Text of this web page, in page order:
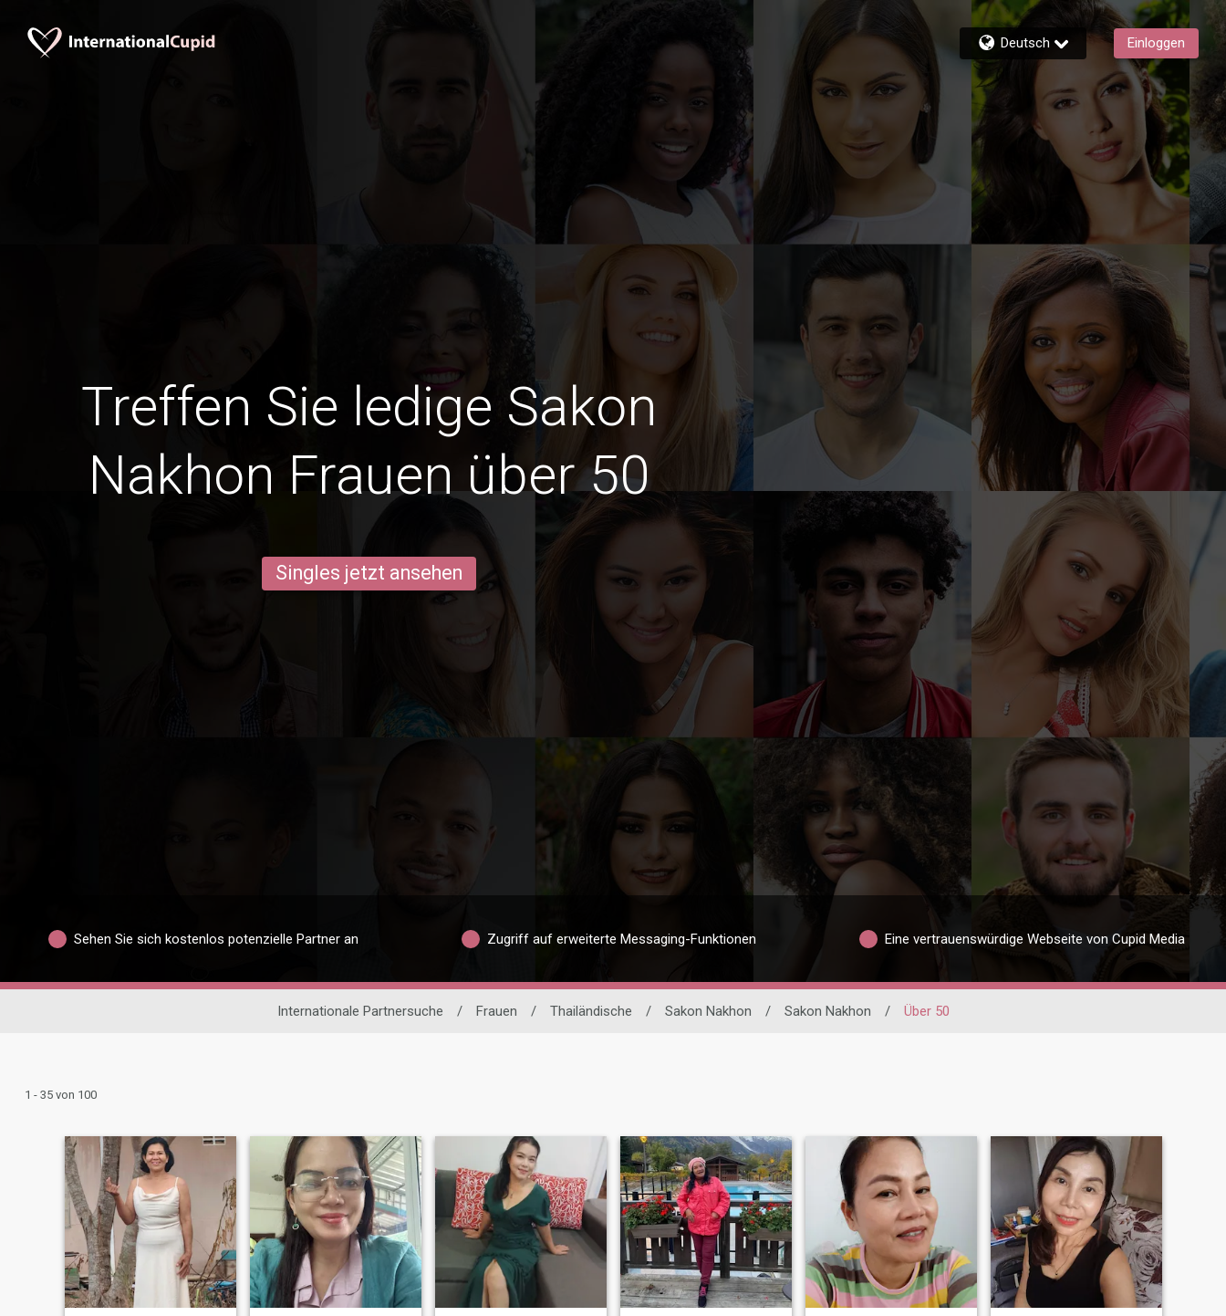
Deutsch Einloggen
Treffen Sie ledige Sakon
Nakhon Frauen über 50
Singles jetzt ansehen
Sehen Sie sich kostenlos potenzielle Partner an Zugriff auf erweiterte Messaging-Funktionen Eine vertrauenswürdige Webseite von Cupid Media
Internationale Partnersuche / Frauen / Thailändische / Sakon Nakhon / Sakon Nakhon / Über 50
1 - 35 von 100